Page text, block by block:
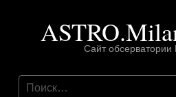
содержимому
Сайт обсерватории